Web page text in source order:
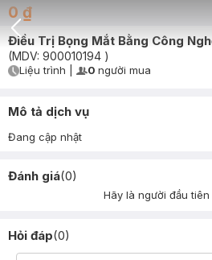
Back Icon
0 ₫
Điều Trị Bọng Mắt Bằng Công
(MDV: 900010194 )
Timer Gray Icon
Liệu trình User Product Icon
0 người mua
Mô tả dịch vụ
Đang cập nhật
Đánh giá(0)
Hãy là người đầu
Hỏi đáp(0)